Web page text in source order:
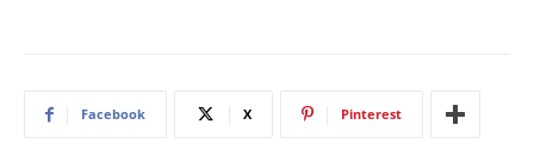
Facebook X Pinterest